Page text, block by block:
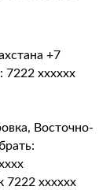
+7
7222 xxxxxx
Восточно-
7222 xxxxxx